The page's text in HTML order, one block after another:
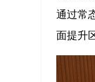
通过常
面提升